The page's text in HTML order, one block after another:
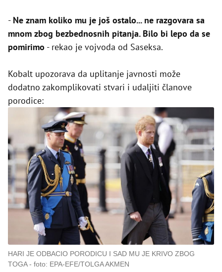
- Ne znam koliko mu je još ostalo... ne razgovara sa
mnom zbog bezbednosnih pitanja. Bilo bi lepo da se
pomirimo - rekao je vojvoda od Saseksa.
Kobalt upozorava da uplitanje javnosti može
dodatno zakomplikovati stvari i udaljiti članove
porodice:
HARI JE ODBACIO PORODICU I SAD MU JE KRIVO ZBOG
TOGA
foto: EPA-EFE/TOLGA AKMEN